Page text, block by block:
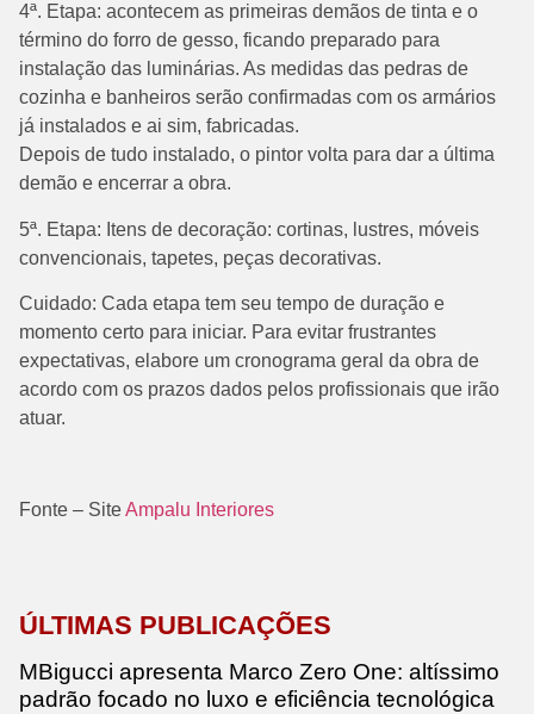
4ª. Etapa: acontecem as primeiras demãos de tinta e o
término do forro de gesso, ficando preparado para
instalação das luminárias. As medidas das pedras de
cozinha e banheiros serão confirmadas com os armários
já instalados e ai sim, fabricadas.
Depois de tudo instalado, o pintor volta para dar a última
demão e encerrar a obra.
5ª. Etapa: Itens de decoração: cortinas, lustres, móveis
convencionais, tapetes, peças decorativas.
Cuidado: Cada etapa tem seu tempo de duração e
momento certo para iniciar. Para evitar frustrantes
expectativas, elabore um cronograma geral da obra de
acordo com os prazos dados pelos profissionais que irão
atuar.
Fonte – SiteAmpalu Interiores
ÚLTIMAS PUBLICAÇÕES
MBigucci apresenta Marco Zero One: altíssimo
padrão focado no luxo e eficiência tecnológica